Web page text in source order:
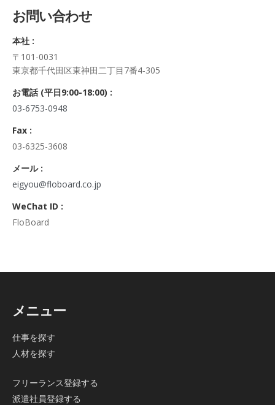
正・追加・削除、利用の停止または消去、第三者への提供の停
口に申し出ることができます。
その際、弊社はご本人を確認させていただいたうえで、合理的
な期間内に対応いたします。
株式会社FloBoard 個人情報問合せ窓口
〒101-0031 東京都千代田区東神田二丁目7番4-305
メールアドレス: info@floboard.co.jp TEL: 03-6753-0948
ールデンウィークを除く)
6. 個人情報における任意性について
個人情報のご提供は、ご本人の任意です。ただし、必須項目を
ご入力頂けない場合は本フォームをご利用頂けませんので、ご
了承ください。
お問い合わせ
本社 :
〒101-0031
東京都千代田区東神田二丁目7番4-305
お電話 (平日9:00-18:00) :
03-6753-0948
Fax :
03-6325-3608
メール :
eigyou@floboard.co.jp
WeChat ID :
FloBoard
メニュー
仕事を探す
人材を探す
フリーランス登録する
派遣社員登録する